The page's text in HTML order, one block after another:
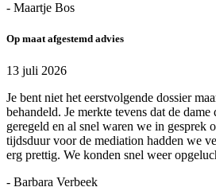
- Maartje Bos
Op maat afgestemd advies
13 juli 2026
Je bent niet het eerstvolgende dossier
behandeld. Je merkte tevens dat de
geregeld en al snel waren we in gesprek
tijdsduur voor de mediation hadden we
erg prettig. We konden snel weer
- Barbara Verbeek